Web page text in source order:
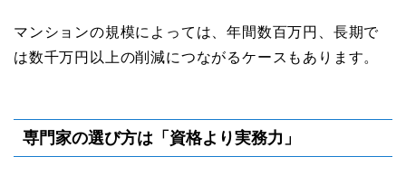
マンションの規模によっては、年間数百万円、長期で
は数千万円以上の削減につながるケースもあります。
専門家の選び方は「資格より実務力」